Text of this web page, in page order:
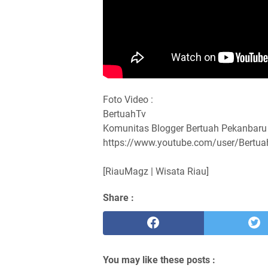
Foto Video :
BertuahTv
Komunitas Blogger Bertuah Pekanbaru
https://www.youtube.com/user/
[RiauMagz | Wisata Riau]
Share :
You may like these posts :